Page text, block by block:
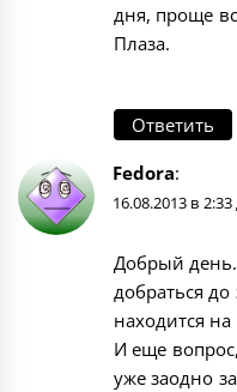
дня, проще
Плаза.
Ответить
Fedora:
16.08.2013 в 2:33
Добрый день.
добраться до
находится на
И еще
уже заодно